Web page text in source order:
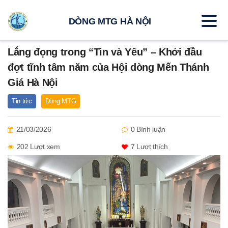
Lắng đọng trong “Tin và Yêu” – Khởi đầu
đợt tĩnh tâm năm của Hội dòng Mến Thánh
Giá Hà Nội
Tin tức Dòng MTG
21/03/2026 0 Bình luận
202 Lượt xem 7 Lượt thích
DÒNG MTG HÀ NỘI